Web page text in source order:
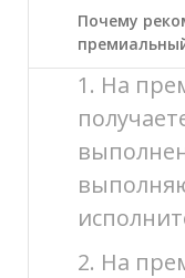
Почему
1. На
2. На